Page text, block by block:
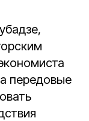
передовые